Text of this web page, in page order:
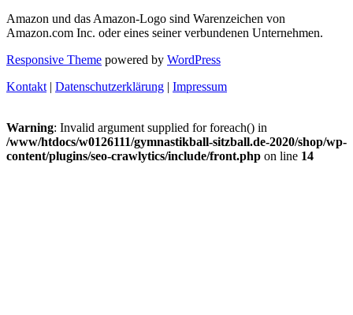
Amazon und das Amazon-Logo sind Warenzeichen von
Amazon.com Inc. oder eines seiner verbundenen Unternehmen.
Responsive Theme powered by WordPress
Kontakt | Datenschutzerklärung | Impressum
Warning: Invalid argument supplied for foreach() in
/www/htdocs/w0126111/gymnastikball-sitzball.de-2020/shop/wp-
content/plugins/seo-crawlytics/include/front.php on line 14